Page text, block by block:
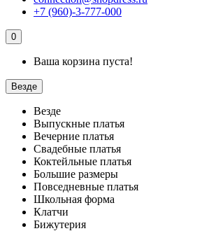
+7 (960)-3-777-000
0
Ваша корзина пуста!
Везде
Везде
Выпускные платья
Вечерние платья
Свадебные платья
Коктейльные платья
Большие размеры
Повседневные платья
Школьная форма
Клатчи
Бижутерия